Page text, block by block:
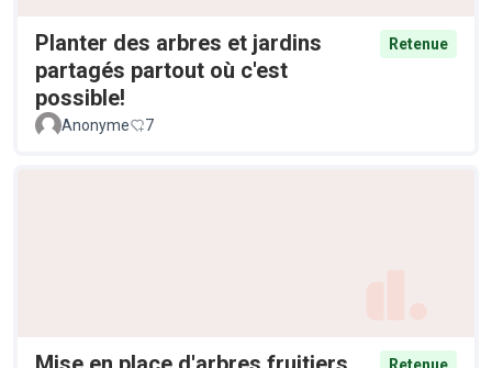
Planter des arbres et jardins
partagés partout où c'est
possible!
Retenue
Anonyme 7